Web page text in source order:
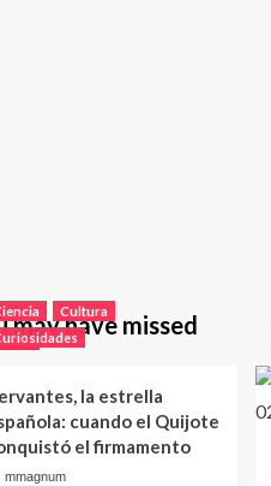
may have missed
Cultura
la estrella
cuando el Quijote
el firmamento
mmagnum